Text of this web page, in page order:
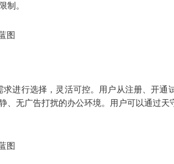
制。
进行选择，灵活可控。用户从注册、开通
无广告打扰的办公环境。用户可以通过